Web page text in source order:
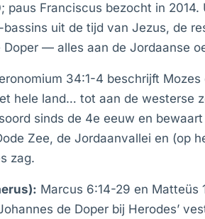
paus Franciscus bezocht in 2014.
uit de tijd van Jezus, de
— alles aan de Jordaanse
34:1-4 beschrijft
hele land… tot aan de westerse
sinds de 4e eeuw en
Zee, de Jordaanvallei en (op
zag.
Marcus 6:14-29 en Matteüs
de Doper bij Herodes’